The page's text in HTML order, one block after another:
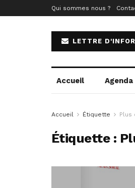
Qui sommes nous ?
LETTRE
Accueil Agenda
Accueil Étiquette Plus
Étiquette :